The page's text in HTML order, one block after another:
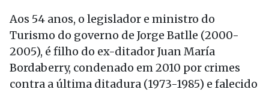
Aos 54 anos, o legislador e ministro do
Turismo do governo de Jorge Batlle (2000-
2005), é filho do ex-ditador Juan María
Bordaberry, condenado em 2010 por crimes
contra a última ditadura (1973-1985) e falecido